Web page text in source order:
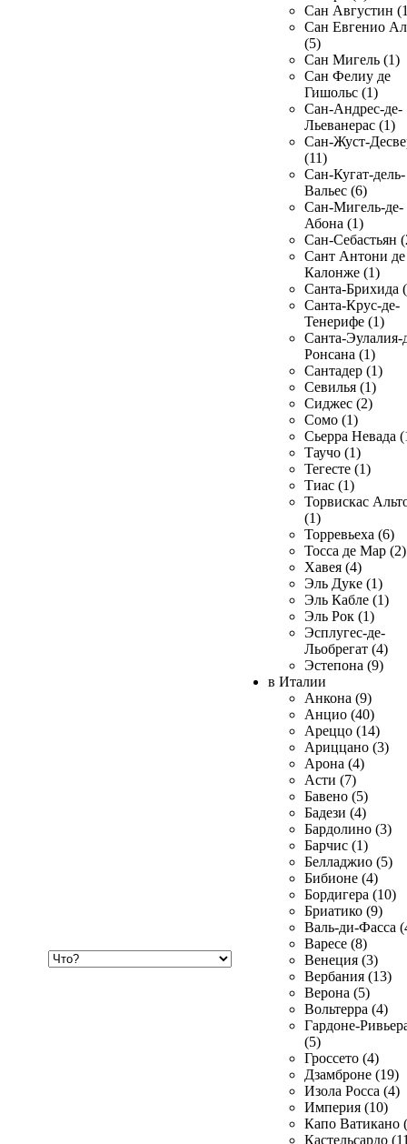
Сан Августин
Сан Евгенио
(5)
Сан Мигель (1)
Сан Фелиу де
Гишольс (1)
Сан-Андрес-де-
Льеванерас (1)
Сан-Жуст-
(11)
Сан-Кугат-дель-
Вальес (6)
Сан-Мигель-де-
Абона (1)
Сан-Себастьян
Сант Антони де
Калонже (1)
Санта-Брихида
Санта-Крус-де-
Тенерифе (1)
Санта-Эулалия-
Ронсана (1)
Сантадер (1)
Севилья (1)
Сиджес (2)
Сомо (1)
Сьерра Невада
Таучо (1)
Тегесте (1)
Тиас (1)
Торвискас
(1)
Торревьеха (6)
Тосса де Мар (2)
Хавея (4)
Эль Дуке (1)
Эль Кабле (1)
Эль Рок (1)
Эсплугес-де-
Льобрегат (4)
Эстепона (9)
в Италии
Анкона (9)
Анцио (40)
Ареццо (14)
Ариццано (3)
Арона (4)
Асти (7)
Бавено (5)
Бадези (4)
Бардолино (3)
Барчис (1)
Белладжио (5)
Бибионе (4)
Бордигера (10)
Бриатико (9)
Валь-ди-Фасса
Варесе (8)
Венеция (3)
Вербания (13)
Верона (5)
Вольтерра (4)
Гардоне-
(5)
Гроссето (4)
Дзамброне (19)
Изола Росса (4)
Империя (10)
Капо Ватикано
Кастельсардо